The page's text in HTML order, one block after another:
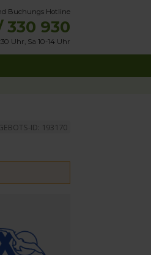
Buchungs Hotline
330 930
Uhr, Sa 10-14 Uhr
ID: 193170